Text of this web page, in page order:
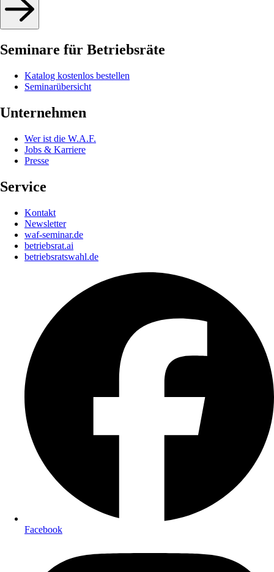
Seminare für Betriebsräte
Katalog kostenlos bestellen
Seminarübersicht
Unternehmen
Wer ist die W.A.F.
Jobs & Karriere
Presse
Service
Kontakt
Newsletter
waf-seminar.de
betriebsrat.ai
betriebsratswahl.de
Facebook